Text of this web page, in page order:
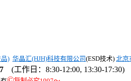
) 华晶汇(HJH)科技有限公司(ESD技术) 北京
(工作日：8:30-12:00, 13:30-17:30)